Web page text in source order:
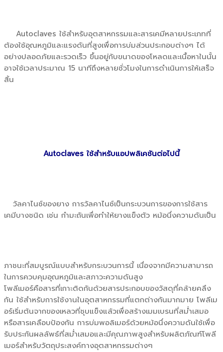
Autoclaves ใช้สำหรับอุตสาหกรรมและสารเคมีหลายประเภทที่
ต้องใช้อุณหภูมิและแรงดันที่สูงเพื่อการบ่มส่วนประกอบต่างๆ ได้
อย่างปลอดภัยและรวดเร็ว ขึ้นอยู่กับขนาดของโหลดและเนื้อหาในนั้น
อาจใช้เวลาประมาณ 15 นาทีถึงหลายชั่วโมงในการดำเนินการให้เสร็จ
สิ้น
Autoclaves ใช้สำหรับแอปพลิเคชันต่อไปนี้
วัลคาไนซ์ของยาง การวัลคาไนซ์เป็นกระบวนการของการใช้สาร
เคมีบางชนิด เช่น กำมะถันเพื่อทำให้ยางแข็งตัว หม้อนึ่งความดันเป็น
ภาชนะที่สมบูรณ์แบบสำหรับกระบวนการนี้ เนื่องจากมีความสามารถ
ในการควบคุมอุณหภูมิและสภาวะความดันสูง
โพลีเมอร์คือสารที่เกาะติดกันด้วยสารประกอบของวัสดุที่คล้ายคลึง
กัน ใช้สำหรับการใช้งานในอุตสาหกรรมที่แตกต่างกันมากมาย โพลีเม
อร์เริ่มต้นจากของเหลวที่ชุบแข็งแล้วเพื่อสร้างเมมเบรนที่สม่ำเสมอ
หรือสารเคลือบป้องกัน การบ่มพอลิเมอร์ด้วยหม้อนึ่งความดันใช้เพื่อ
รับประกันผลลัพธ์ที่สม่ำเสมอและมีคุณภาพสูงสำหรับผลิตภัณฑ์โพลี
เมอร์สำหรับวัตถุประสงค์ทางอุตสาหกรรมต่างๆ